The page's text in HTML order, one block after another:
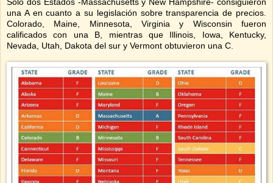
una A en cuanto a su legislación sobre transparencia de precios.
Colorado, Maine, Minnesota, Virginia y Wisconsin fueron
calificados con una B, mientras que Illinois, Iowa, Kentucky,
Nevada, Utah, Dakota del sur y Vermont obtuvieron una C.